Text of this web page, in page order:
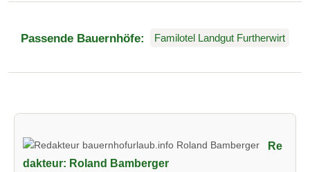
Passende Bauernhöfe: Familotel Landgut Furtherwirt
Re
dakteur: Roland Bamberger